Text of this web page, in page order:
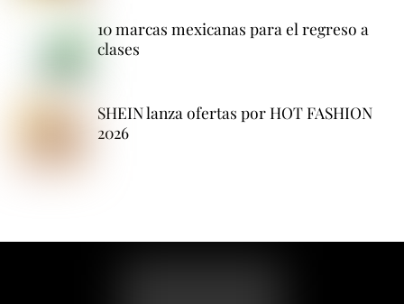
10 marcas mexicanas para el regreso a
clases
SHEIN lanza ofertas por HOT FASHION
2026